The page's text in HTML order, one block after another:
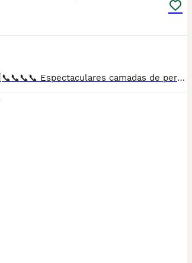
📞📞6️⃣4️⃣1️⃣9️⃣2️⃣2️⃣3️⃣9️⃣0️⃣📞📞📞📞 Espectaculares camadas de perritos de machos y hembras de yorkshire toy nacionales descendientes de las mejores líneas de sangre. Disponibles tanto hembras como machos. Las camadas están bajo supervisión veterinaria desde su nacimiento hasta que son entregadas a su nueva familia. Criados por un equipo de profesionales y mejores personas que, con más de 20 años de experiencia , cuidan a los animales por vocación, aplicando una cría ética y responsable para que cada cachorro se desarrolle con la mejor salud y con un buen temperamento. Todos los cachorritos se entregan con unos dos meses y medio de edad y sus vacunas correspondientes, desparasitados interna y externamente, con certificado de salud, y garantía tanto por enfermedad vírica como congénito genética. Posibilidad de entregar en toda España mediante transporte propio preparado para animales y con chofer privado. Los precios pueden variar según las características y morfología de cada cachorro. Añádenos al whats app o llámanos, y encantados atenderemos todas tus dudas y consultas. Teléfono / Whats app: 641 92 23 90